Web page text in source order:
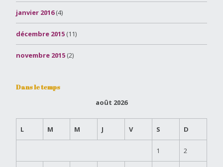
janvier 2016(4)
décembre 2015 (11)
novembre 2015 (2)
Dans le temps
août 2026
L M M J V S D
1 2